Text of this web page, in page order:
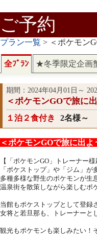
ご予約
プラン一覧 > ＜ポケモン
全ﾌﾟﾗﾝ ★冬季限定企画
期間：2024年04月01日～
＜ポケモンGOで旅に
１泊２食付き 2名様～
＜ポケモンGOで旅に出
【「ポケモンGO」トレーナー様
「ポケストップ」や「ジム」が
多種多様な野生のポケモンが生
温泉街を散策しながら楽しむポ
当館もポケストップとして登録
女将と若旦那も、トレーナーと
観光もポケモンも楽しみたい！